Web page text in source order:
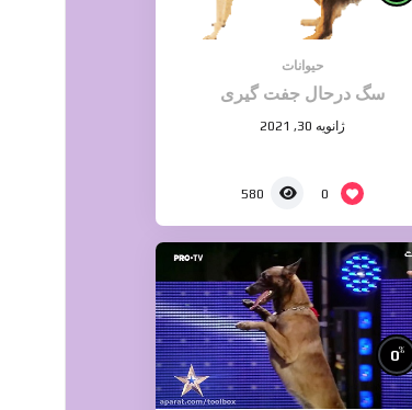
حیوانات
سگ درحال جفت گیری
ژانویه 30, 2021
0
580
0%